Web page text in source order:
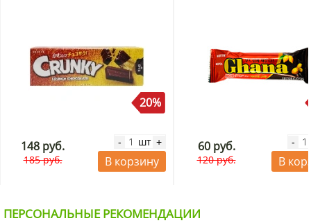
20%
148 руб.
185 руб.
- шт +
В корзину
60 руб.
120 руб.
-
В
ПЕРСОНАЛЬНЫЕ РЕКОМЕНДАЦИИ